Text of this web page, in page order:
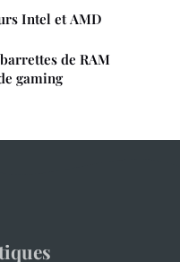
Intel et AMD
de RAM
gaming